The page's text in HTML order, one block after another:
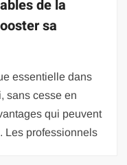
de la
sa
essentielle dans
sans cesse en
qui peuvent
Les professionnels